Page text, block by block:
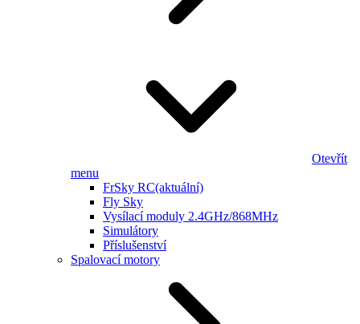
Otevřít
menu
FrSky RC(aktuální)
Fly Sky
Vysílací moduly 2.4GHz/868MHz
Simulátory
Příslušenství
Spalovací motory